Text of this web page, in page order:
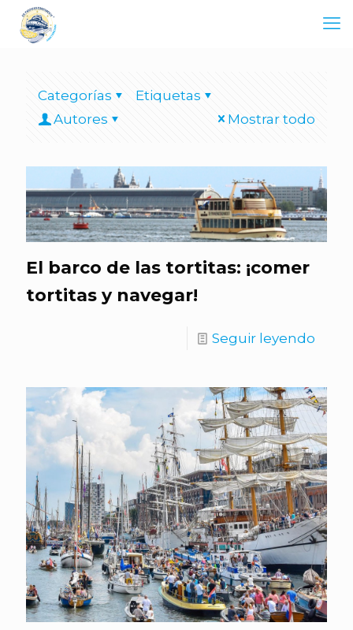
Categorías
Etiquetas
Autores
Mostrar todo
El barco de las tortitas: ¡comer
tortitas y navegar!
Seguir leyendo